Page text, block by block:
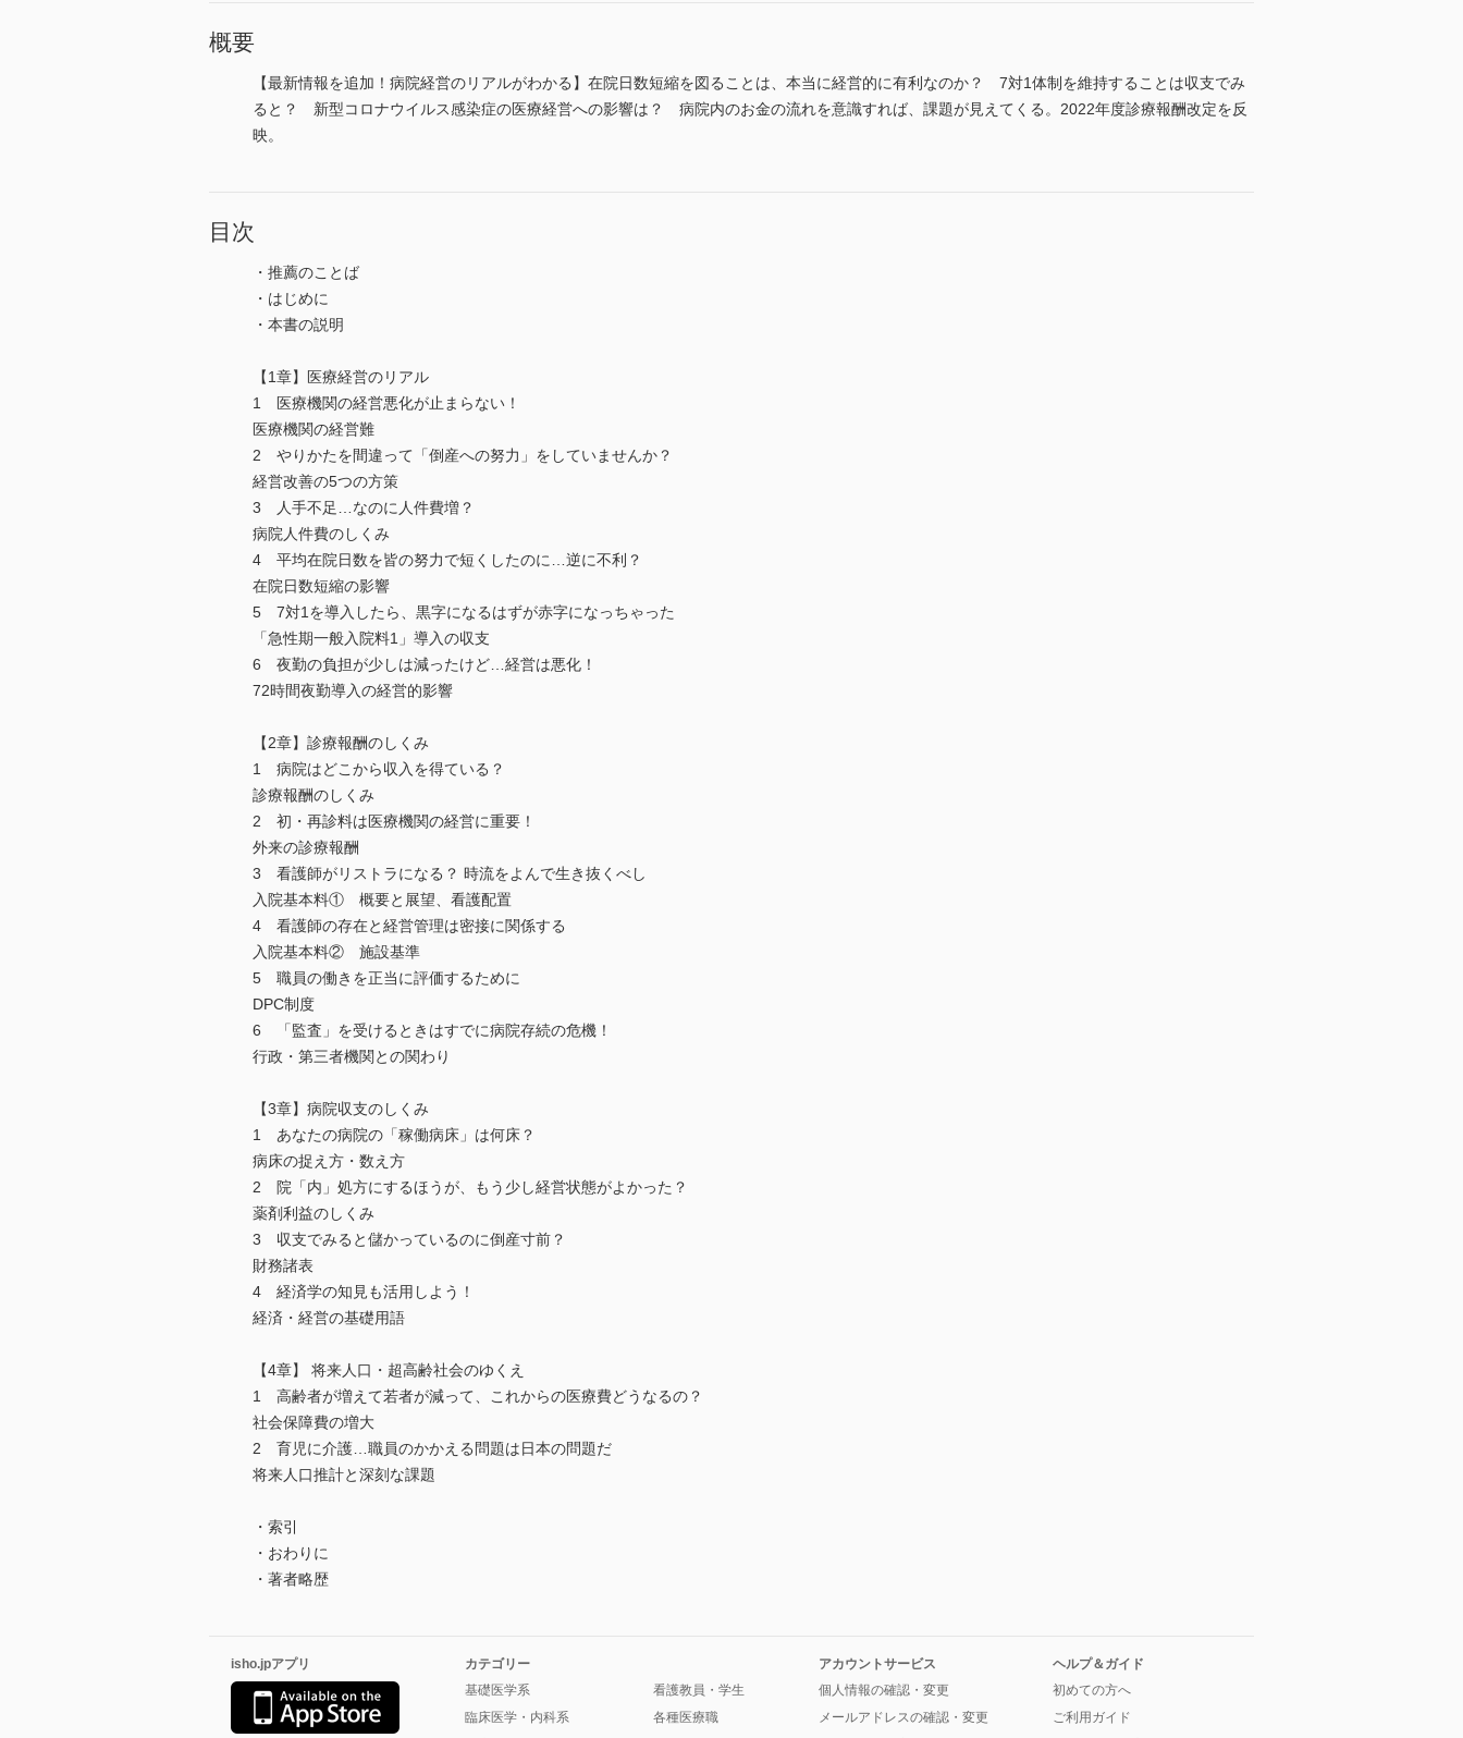
概要
【最新情報を追加！病院経営のリアルがわかる】在院日数短縮を図ることは、本当に経営的に有利なのか？ 7対1体制を維持することは収支でみ
ると？ 新型コロナウイルス感染症の医療経営への影響は？ 病院内のお金の流れを意識すれば、課題が見えてくる。2022年度診療報酬改定を反
映。
目次
・推薦のことば
・はじめに
・本書の説明
【1章】医療経営のリアル
1 医療機関の経営悪化が止まらない！
医療機関の経営難
2 やりかたを間違って「倒産への努力」をしていませんか？
経営改善の5つの方策
3 人手不足…なのに人件費増？
病院人件費のしくみ
4 平均在院日数を皆の努力で短くしたのに…逆に不利？
在院日数短縮の影響
5 7対1を導入したら、黒字になるはずが赤字になっちゃった
「急性期一般入院料1」導入の収支
6 夜勤の負担が少しは減ったけど…経営は悪化！
72時間夜勤導入の経営的影響
【2章】診療報酬のしくみ
1 病院はどこから収入を得ている？
診療報酬のしくみ
2 初・再診料は医療機関の経営に重要！
外来の診療報酬
3 看護師がリストラになる？ 時流をよんで生き抜くべし
入院基本料① 概要と展望、看護配置
4 看護師の存在と経営管理は密接に関係する
入院基本料② 施設基準
5 職員の働きを正当に評価するために
DPC制度
6 「監査」を受けるときはすでに病院存続の危機！
行政・第三者機関との関わり
【3章】病院収支のしくみ
1 あなたの病院の「稼働病床」は何床？
病床の捉え方・数え方
2 院「内」処方にするほうが、もう少し経営状態がよかった？
薬剤利益のしくみ
3 収支でみると儲かっているのに倒産寸前？
財務諸表
4 経済学の知見も活用しよう！
経済・経営の基礎用語
【4章】 将来人口・超高齢社会のゆくえ
1 高齢者が増えて若者が減って、これからの医療費どうなるの？
社会保障費の増大
2 育児に介護…職員のかかえる問題は日本の問題だ
将来人口推計と深刻な課題
・索引
・おわりに
・著者略歴
isho.jpアプリ
カテゴリー
基礎医学系
臨床医学・内科系
看護教員・学生
各種医療職
アカウントサービス
個人情報の確認・変更
メールアドレスの確認・変更
ヘルプ＆ガイド
初めての方へ
ご利用ガイド